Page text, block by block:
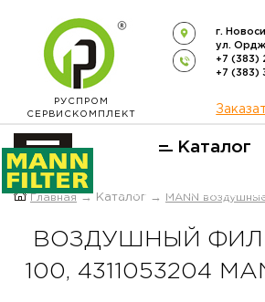
РУСПРОМ
СЕРВИСКОМПЛЕКТ
г.
ул.
+7 (383)
+7 (383)
Каталог
ОФИЦИАЛЬНЫЙ
Главная → Каталог → MANN
ВОЗДУШНЫЙ
100, 4311053204